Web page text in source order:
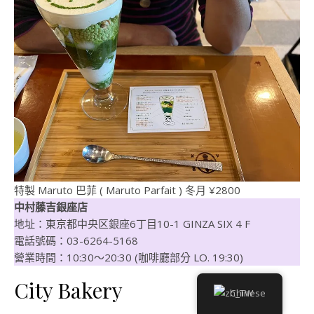
特製 Maruto 巴菲 ( Maruto Parfait ) 冬月 ¥2800
中村藤吉銀座店
地址：東京都中央区銀座6丁目10-1 GINZA SIX 4 F
電話號碼：03-6264-5168
營業時間：10:30〜20:30 (咖啡廳部分 LO. 19:30)
City Bakery Chinese